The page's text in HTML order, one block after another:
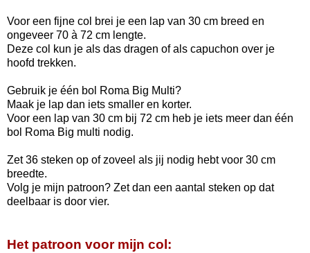
Voor een fijne col brei je een lap van 30 cm breed en
ongeveer 70 à 72 cm lengte.
Deze col kun je als das dragen of als capuchon over je
hoofd trekken.
Gebruik je één bol Roma Big Multi?
Maak je lap dan iets smaller en korter.
Voor een lap van 30 cm bij 72 cm heb je iets meer dan één
bol Roma Big multi nodig.
Zet 36 steken op of zoveel als jij nodig hebt voor 30 cm
breedte.
Volg je mijn patroon? Zet dan een aantal steken op dat
deelbaar is door vier.
Het patroon voor mijn col: